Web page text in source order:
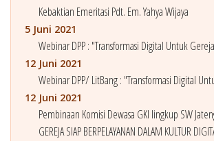
Kebaktian Emeritasi Pdt. Em. Yahya Wijaya
5 Juni 2021
Webinar DPP : "Transformasi Digital Untuk
12 Juni 2021
Webinar DPP/ LitBang : "Transformasi Digital
12 Juni 2021
Pembinaan Komisi Dewasa GKI lingkup SW
GEREJA SIAP BERPELAYANAN DALAM KULTUR